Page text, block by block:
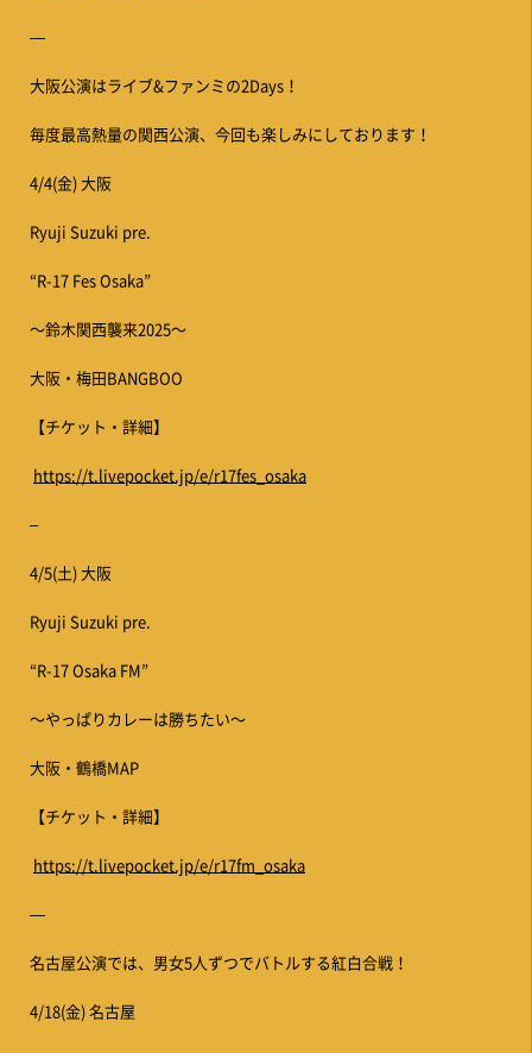
—
大阪公演はライブ&ファンミの2Days！
毎度最高熱量の関西公演、今回も楽しみにしております！
4/4(金) 大阪
Ryuji Suzuki pre.
“R-17 Fes Osaka”
〜鈴木関西襲来2025〜
大阪・梅田BANGBOO
【チケット・詳細】
https://t.livepocket.jp/e/r17fes_osaka
–
4/5(土) 大阪
Ryuji Suzuki pre.
“R-17 Osaka FM”
〜やっぱりカレーは勝ちたい〜
大阪・鶴橋MAP
【チケット・詳細】
https://t.livepocket.jp/e/r17fm_osaka
—
名古屋公演では、男女5人ずつでバトルする紅白合戦！
4/18(金) 名古屋